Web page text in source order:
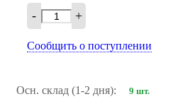
- +
Сообщить о поступлении
Осн. склад (1-2 дня): 9 шт.